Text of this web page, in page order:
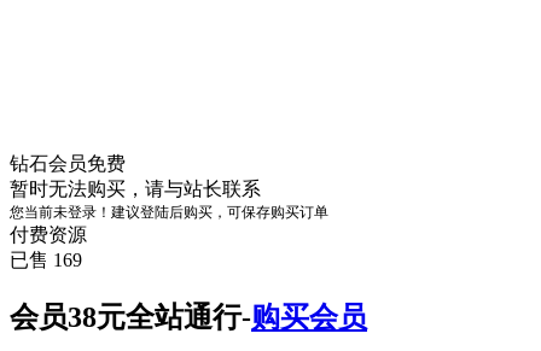
钻石会员免费
暂时无法购买，请与站长联系
您当前未登录！建议登陆后购买，可保存购买订单
付费资源
已售 169
会员38元全站通行-购买会员